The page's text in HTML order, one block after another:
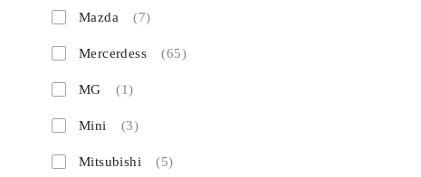
Mazda (7)
Mercerdess (65)
MG (1)
Mini (3)
Mitsubishi (5)